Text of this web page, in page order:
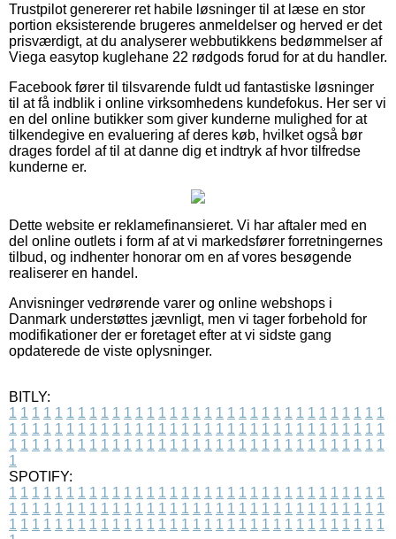
Trustpilot genererer ret habile løsninger til at læse en stor
portion eksisterende brugeres anmeldelser og herved er det
prisværdigt, at du analyserer webbutikkens bedømmelser af
Viega easytop kuglehane 22 rødgods forud for at du handler.
Facebook fører til tilsvarende fuldt ud fantastiske løsninger
til at få indblik i online virksomhedens kundefokus. Her ser vi
en del online butikker som giver kunderne mulighed for at
tilkendegive en evaluering af deres køb, hvilket også bør
drages fordel af til at danne dig et indtryk af hvor tilfredse
kunderne er.
Dette website er reklamefinansieret. Vi har aftaler med en
del online outlets i form af at vi markedsfører forretningernes
tilbud, og indhenter honorar om en af vores besøgende
realiserer en handel.
Anvisninger vedrørende varer og online webshops i
Danmark understøttes jævnligt, men vi tager forbehold for
modifikationer der er foretaget efter at vi sidste gang
opdaterede de viste oplysninger.
BITLY:
1 1 1 1 1 1 1 1 1 1 1 1 1 1 1 1 1 1 1 1 1 1 1 1 1 1 1 1 1 1 1 1 1
1 1 1 1 1 1 1 1 1 1 1 1 1 1 1 1 1 1 1 1 1 1 1 1 1 1 1 1 1 1 1 1 1
1 1 1 1 1 1 1 1 1 1 1 1 1 1 1 1 1 1 1 1 1 1 1 1 1 1 1 1 1 1 1 1 1
1
SPOTIFY:
1 1 1 1 1 1 1 1 1 1 1 1 1 1 1 1 1 1 1 1 1 1 1 1 1 1 1 1 1 1 1 1 1
1 1 1 1 1 1 1 1 1 1 1 1 1 1 1 1 1 1 1 1 1 1 1 1 1 1 1 1 1 1 1 1 1
1 1 1 1 1 1 1 1 1 1 1 1 1 1 1 1 1 1 1 1 1 1 1 1 1 1 1 1 1 1 1 1 1